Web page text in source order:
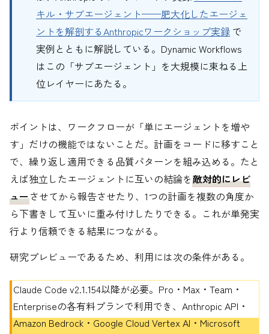
キル・サブエージェント——肥大化したエージェ
ントを解剖するAnthropicワークショップ実録 で
実例とともに解説している。Dynamic Workflows
はこの「サブエージェント」を大規模に束ねる上
位レイヤーにあたる。
ポイントは、ワークフローが「単にエージェントを増や
す」だけの機能ではないことだ。計画をコードに移すこと
で、繰り返し適用できる品質パターンを組み込める。たと
えば独立したエージェントに互いの結論を敵対的にレビ
ューさせてから報告させたり、1つの計画を複数の角度か
ら下書きして互いに重み付けしたりできる。これが単発実
行より信頼できる結果につながる。
研究プレビューであるため、利用には次の条件がある。
Claude Code v2.1.154以降が必要。Pro・Max・Team・
Enterpriseの各有料プランで利用でき、Anthropic API・
Amazon Bedrock・Google Cloud Vertex AI・Microsoft